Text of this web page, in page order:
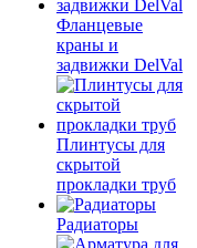
Фланцевые
краны и
задвижки DelVal
Плинтусы для
скрытой
прокладки труб
Радиаторы